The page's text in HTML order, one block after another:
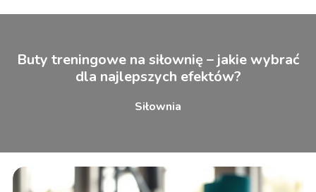
Buty treningowe na siłownię – jakie wybrać
dla najlepszych efektów?
Siłownia